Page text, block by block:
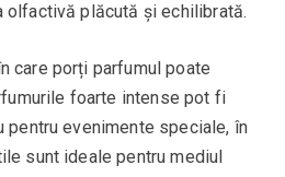
olfactivă plăcută și echilibrată.
care porți parfumul poate
foarte intense pot fi
evenimente speciale, în
sunt ideale pentru mediul